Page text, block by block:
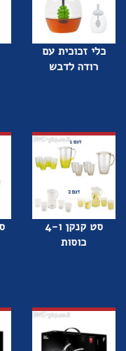
כלי זכוכית עם
רודה לדבש
סט קנקן ו-4
כוסות